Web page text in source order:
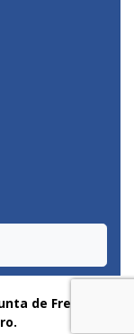
de Freguesia